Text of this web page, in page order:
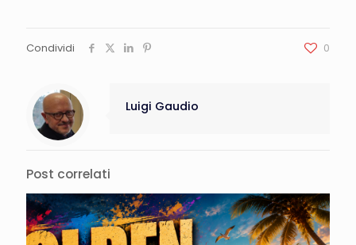
Condividi 0
Luigi Gaudio
Post correlati